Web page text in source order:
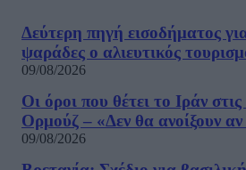
Δεύτερη πηγή εισοδήματος
ψαράδες ο αλιευτικός
09/08/2026
Οι όροι που θέτει το Ιράν
Ορμούζ – «Δεν θα ανοίξουν αν
09/08/2026